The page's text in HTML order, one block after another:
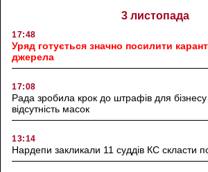
3 листопада
17:48
Уряд готується значно посилити
джерела
17:08
Рада зробила крок до штрафів для бізнесу
відсутність масок
13:14
Нардепи закликали 11 суддів КС скласти